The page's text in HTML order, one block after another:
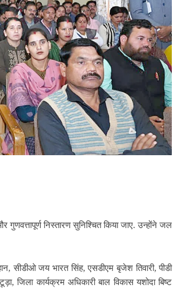
निस्तारण सुनिश्चित किया जाए. उन्होंने जल
सीडीओ जय भारत सिंह, एसडीएम बृजेश तिवारी, पीडी
कार्यक्रम अधिकारी बाल विकास यशोदा बिष्ट